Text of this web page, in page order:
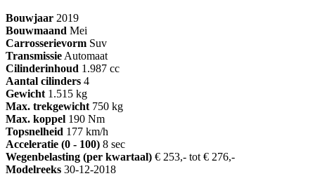
Bouwjaar 2019
Bouwmaand Mei
Carrosserievorm Suv
Transmissie Automaat
Cilinderinhoud 1.987 cc
Aantal cilinders 4
Gewicht 1.515 kg
Max. trekgewicht 750 kg
Max. koppel 190 Nm
Topsnelheid 177 km/h
Acceleratie (0 - 100) 8 sec
Wegenbelasting (per kwartaal) € 253,- tot € 276,-
Modelreeks 30-12-2018